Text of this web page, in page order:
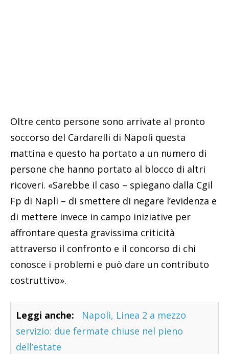
Oltre cento persone sono arrivate al pronto
soccorso del Cardarelli di Napoli questa
mattina e questo ha portato a un numero di
persone che hanno portato al blocco di altri
ricoveri. «Sarebbe il caso – spiegano dalla Cgil
Fp di Napli – di smettere di negare l’evidenza e
di mettere invece in campo iniziative per
affrontare questa gravissima criticità
attraverso il confronto e il concorso di chi
conosce i problemi e può dare un contributo
costruttivo».
Leggi anche:
Napoli, Linea 2 a mezzo
servizio: due fermate chiuse nel pieno
dell’estate